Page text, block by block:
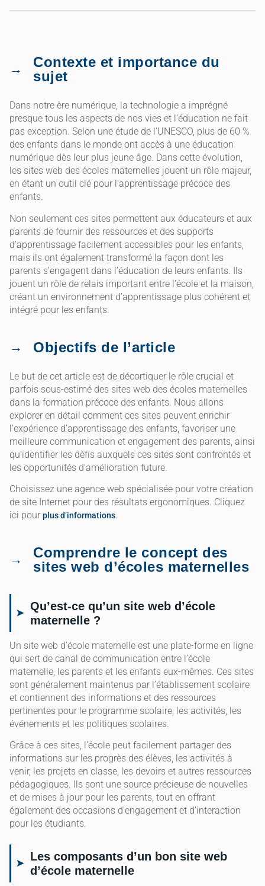
Contexte et importance du
sujet
Dans notre ère numérique, la technologie a imprégné
presque tous les aspects de nos vies et l’éducation ne fait
pas exception. Selon une étude de l’UNESCO, plus de 60 %
des enfants dans le monde ont accès à une éducation
numérique dès leur plus jeune âge. Dans cette évolution,
les sites web des écoles maternelles jouent un rôle majeur,
en étant un outil clé pour l’apprentissage précoce des
enfants.
Non seulement ces sites permettent aux éducateurs et aux
parents de fournir des ressources et des supports
d’apprentissage facilement accessibles pour les enfants,
mais ils ont également transformé la façon dont les
parents s’engagent dans l’éducation de leurs enfants. Ils
jouent un rôle de relais important entre l’école et la maison,
créant un environnement d’apprentissage plus cohérent et
intégré pour les enfants.
Objectifs de l’article
Le but de cet article est de décortiquer le rôle crucial et
parfois sous-estimé des sites web des écoles maternelles
dans la formation précoce des enfants. Nous allons
explorer en détail comment ces sites peuvent enrichir
l’expérience d’apprentissage des enfants, favoriser une
meilleure communication et engagement des parents, ainsi
qu’identifier les défis auxquels ces sites sont confrontés et
les opportunités d’amélioration future.
Choisissez une agence web spécialisée pour votre création
de site Internet pour des résultats ergonomiques. Cliquez
ici pour plus d’informations.
Comprendre le concept des
sites web d’écoles maternelles
Qu’est-ce qu’un site web d’école
maternelle ?
Un site web d’école maternelle est une plate-forme en ligne
qui sert de canal de communication entre l’école
maternelle, les parents et les enfants eux-mêmes. Ces sites
sont généralement maintenus par l’établissement scolaire
et contiennent des informations et des ressources
pertinentes pour le programme scolaire, les activités, les
événements et les politiques scolaires.
Grâce à ces sites, l’école peut facilement partager des
informations sur les progrès des élèves, les activités à
venir, les projets en classe, les devoirs et autres ressources
pédagogiques. Ils sont une source précieuse de nouvelles
et de mises à jour pour les parents, tout en offrant
également des occasions d’engagement et d’interaction
pour les étudiants.
Les composants d’un bon site web
d’école maternelle